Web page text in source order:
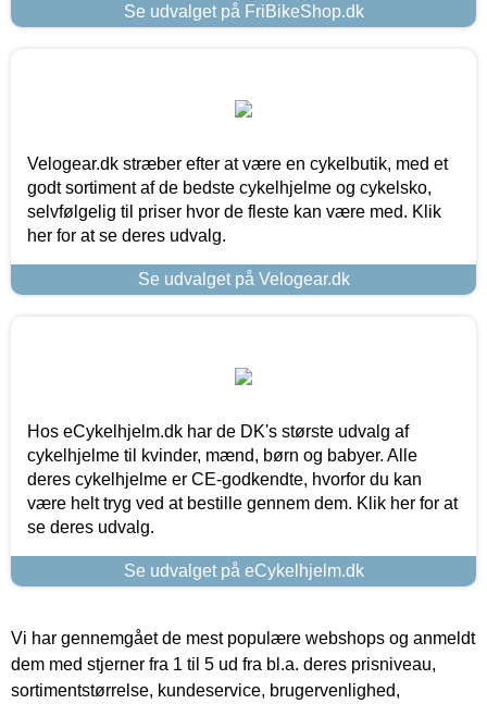
Se udvalget på FriBikeShop.dk
Velogear.dk stræber efter at være en cykelbutik, med et
godt sortiment af de bedste cykelhjelme og cykelsko,
selvfølgelig til priser hvor de fleste kan være med. Klik
her for at se deres udvalg.
Se udvalget på Velogear.dk
Hos eCykelhjelm.dk har de DK's største udvalg af
cykelhjelme til kvinder, mænd, børn og babyer. Alle
deres cykelhjelme er CE-godkendte, hvorfor du kan
være helt tryg ved at bestille gennem dem. Klik her for at
se deres udvalg.
Se udvalget på eCykelhjelm.dk
Vi har gennemgået de mest populære webshops og anmeldt
dem med stjerner fra 1 til 5 ud fra bl.a. deres prisniveau,
sortimentstørrelse, kundeservice, brugervenlighed,